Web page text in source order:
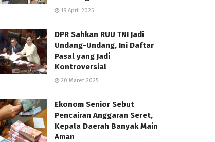
18 April 2025
DPR Sahkan RUU TNI Jadi
Undang-Undang, Ini Daftar
Pasal yang Jadi
Kontroversial
20 Maret 2025
Ekonom Senior Sebut
Pencairan Anggaran Seret,
Kepala Daerah Banyak Main
Aman